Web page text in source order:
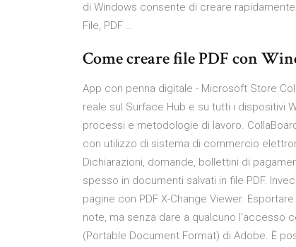
di Windows consente di creare
File, PDF …
Come creare file PDF con
App con penna digitale - Microsoft Store
reale sul Surface Hub e su tutti i dispositivi
processi e metodologie di lavoro.
con utilizzo di sistema di commercio
Dichiarazioni, domande, bollettini di
spesso in documenti salvati in file PDF.
pagine con PDF X-Change Viewer.
note, ma senza dare a qualcuno l'accesso
(Portable Document Format) di Adobe. È